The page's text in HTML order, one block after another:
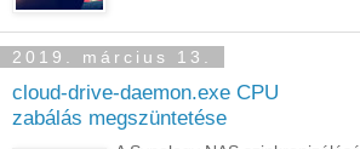
2019. március 13.
cloud-drive-daemon.exe CPU
zabálás megszüntetése